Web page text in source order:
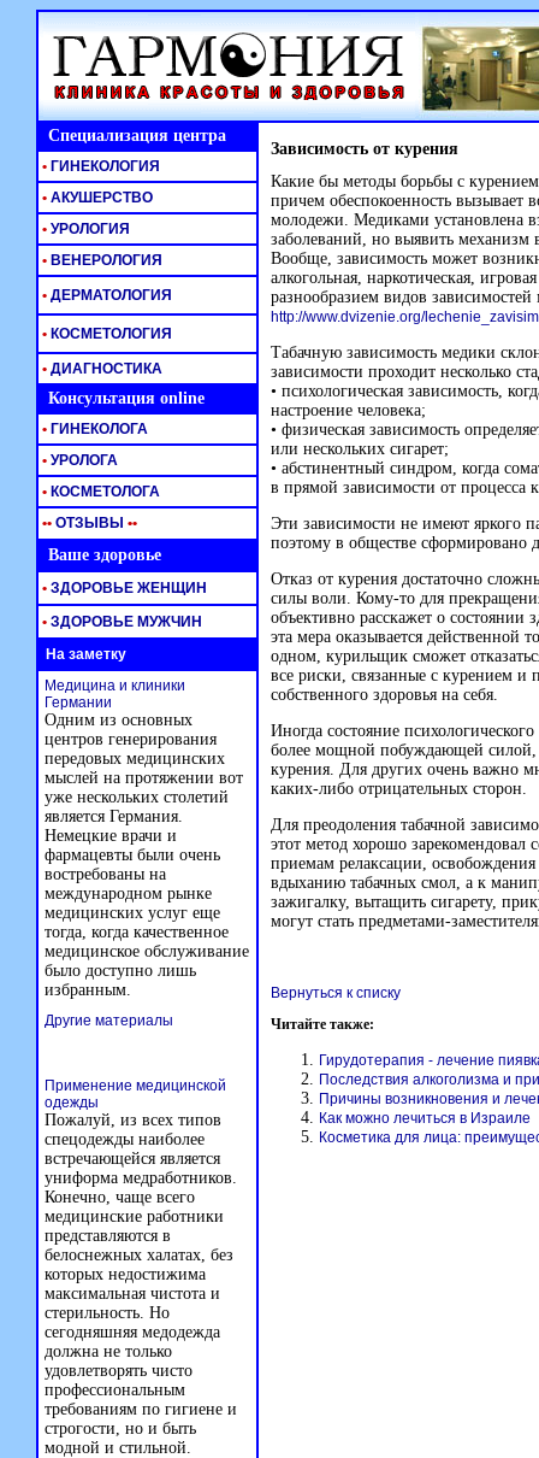
Специализация центра Зависимость от курения
Какие бы методы борьбы с
причем обеспокоенность
молодежи. Медиками установлена
заболеваний, но выявить механизм
Вообще, зависимость может
алкогольная, наркотическая,
разнообразием видов
http://www.dvizenie.org/
Табачную зависимость медики
зависимости проходит несколько
• психологическая зависимость,
настроение человека;
• физическая зависимость
или нескольких сигарет;
• абстинентный синдром, когда
в прямой зависимости от процесса
Эти зависимости не имеют яркого
поэтому в обществе сформировано
Отказ от курения достаточно
силы воли. Кому-то для
объективно расскажет о состоянии
эта мера оказывается действенной
одном, курильщик сможет
все риски, связанные с курением и
собственного здоровья на себя.
Иногда состояние
более мощной побуждающей силой,
курения. Для других очень важно
каких-либо отрицательных сторон.
Для преодоления табачной
этот метод хорошо зарекомендовал
приемам релаксации,
вдыханию табачных смол, а к
зажигалку, вытащить сигарету,
могут стать предметами-
Вернуться к списку
Читайте также:
Гирудотерапия - лечение
Последствия алкоголизма и
Причины возникновения и
Как можно лечиться в Израиле
Косметика для лица:
• ГИНЕКОЛОГИЯ
• АКУШЕРСТВО
• УРОЛОГИЯ
• ВЕНЕРОЛОГИЯ
• ДЕРМАТОЛОГИЯ
• КОСМЕТОЛОГИЯ
• ДИАГНОСТИКА
Консультация online
• ГИНЕКОЛОГА
• УРОЛОГА
• КОСМЕТОЛОГА
•• ОТЗЫВЫ ••
Ваше здоровье
• ЗДОРОВЬЕ ЖЕНЩИН
• ЗДОРОВЬЕ МУЖЧИН
На заметку
Медицина и клиники
Германии
Одним из основных
центров генерирования
передовых медицинских
мыслей на протяжении вот
уже нескольких столетий
является Германия.
Немецкие врачи и
фармацевты были очень
востребованы на
международном рынке
медицинских услуг еще
тогда, когда качественное
медицинское обслуживание
было доступно лишь
избранным.
Другие материалы
Применение медицинской
одежды
Пожалуй, из всех типов
спецодежды наиболее
встречающейся является
униформа медработников.
Конечно, чаще всего
медицинские работники
представляются в
белоснежных халатах, без
которых недостижима
максимальная чистота и
стерильность. Но
сегодняшняя медодежда
должна не только
удовлетворять чисто
профессиональным
требованиям по гигиене и
строгости, но и быть
модной и стильной.